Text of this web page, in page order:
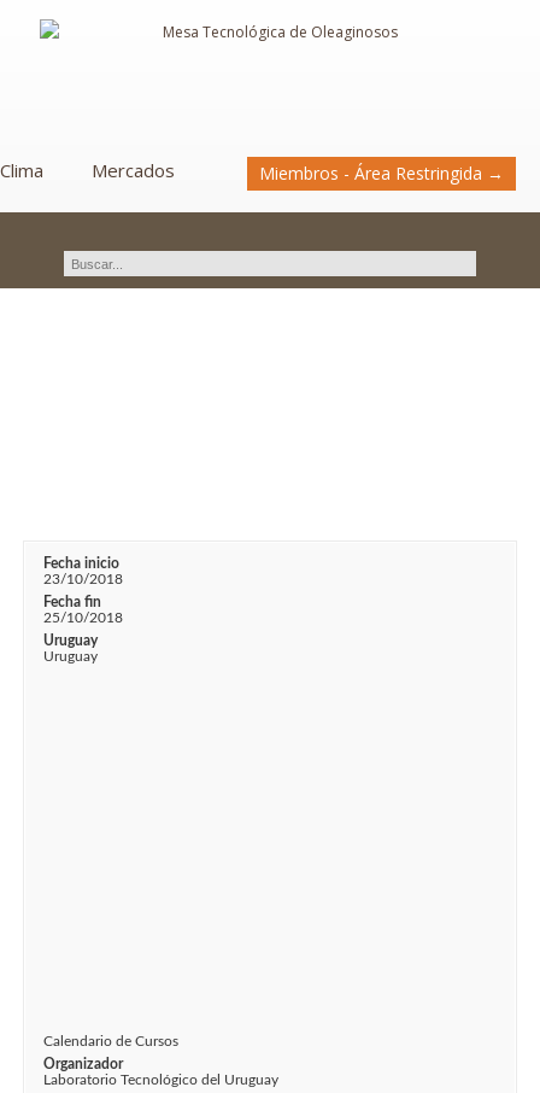
Clima Mercados Miembros - Área Restringida →
Fecha inicio
23/10/2018
Fecha fin
25/10/2018
Uruguay
Uruguay
Calendario de Cursos
Organizador
Laboratorio Tecnológico del Uruguay